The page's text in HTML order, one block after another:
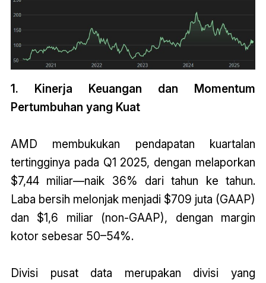
1. Kinerja Keuangan dan Momentum
Pertumbuhan yang Kuat
AMD membukukan pendapatan kuartalan
tertingginya pada Q1 2025, dengan melaporkan
$7,44 miliar—naik 36% dari tahun ke tahun.
Laba bersih melonjak menjadi $709 juta (GAAP)
dan $1,6 miliar (non-GAAP), dengan margin
kotor sebesar 50–54%.
Divisi pusat data merupakan divisi yang